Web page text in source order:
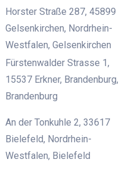
Horster Straße 287, 45899
Gelsenkirchen, Nordrhein-
Westfalen, Gelsenkirchen
Fürstenwalder Strasse 1,
15537 Erkner, Brandenburg,
Brandenburg
An der Tonkuhle 2, 33617
Bielefeld, Nordrhein-
Westfalen, Bielefeld